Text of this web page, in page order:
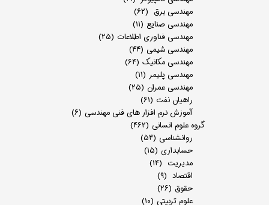
مهندسی برق (۶۲)
مهندسی صنایع (۱۱)
مهندسی فناوری اطلاعات (۲۵)
مهندسی شیمی (۴۴)
مهندسی مکانیک (۶۴)
مهندسی پلیمر (۱۱)
مهندسی عمران (۲۵)
راهیان نفت (۶۱)
آموزش نرم افزار های فنی مهندسی (۶)
گروه علوم انسانی (۴۶۲)
روانشناسی (۵۴)
حسابداری (۱۵)
مدیریت (۱۴)
اقتصاد (۹)
حقوق (۲۶)
علوم تربیتی (۱۰)